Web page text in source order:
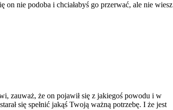
on nie podoba i chciałabyś go przerwać, ale nie wiesz
zauważ, że on pojawił się z jakiegoś powodu i w
się spełnić jakąś Twoją ważną potrzebę. I że jest